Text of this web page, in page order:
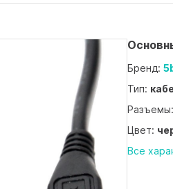
Бренд:
Тип:
Разъемы:
Цвет:
Все